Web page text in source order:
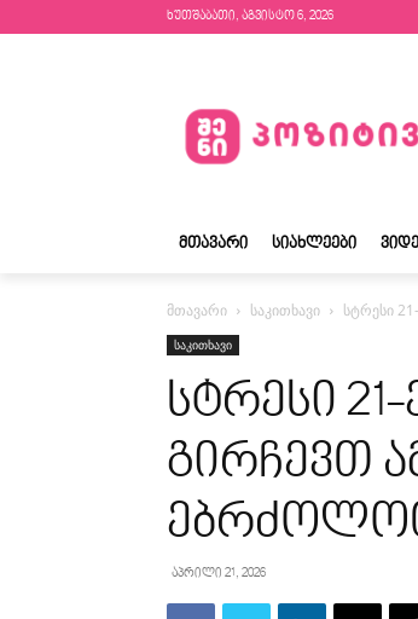
ხუთშაბათი, აგვისტო 6, 2026
ᲛᲗᲐᲕᲐᲠᲘ ᲡᲘᲐᲮᲚᲔᲔᲑᲘ
მთავარი საკითხავი სტრესი
საკითხავი
სტრესი 21-
გირჩევთ
აპრილი 21, 2026